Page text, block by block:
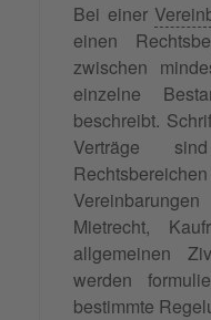
Bei einer
einen
zwischen
einzelne
beschreibt.
Verträge
Mietrecht,
allgemeinen
werden
bestimmte